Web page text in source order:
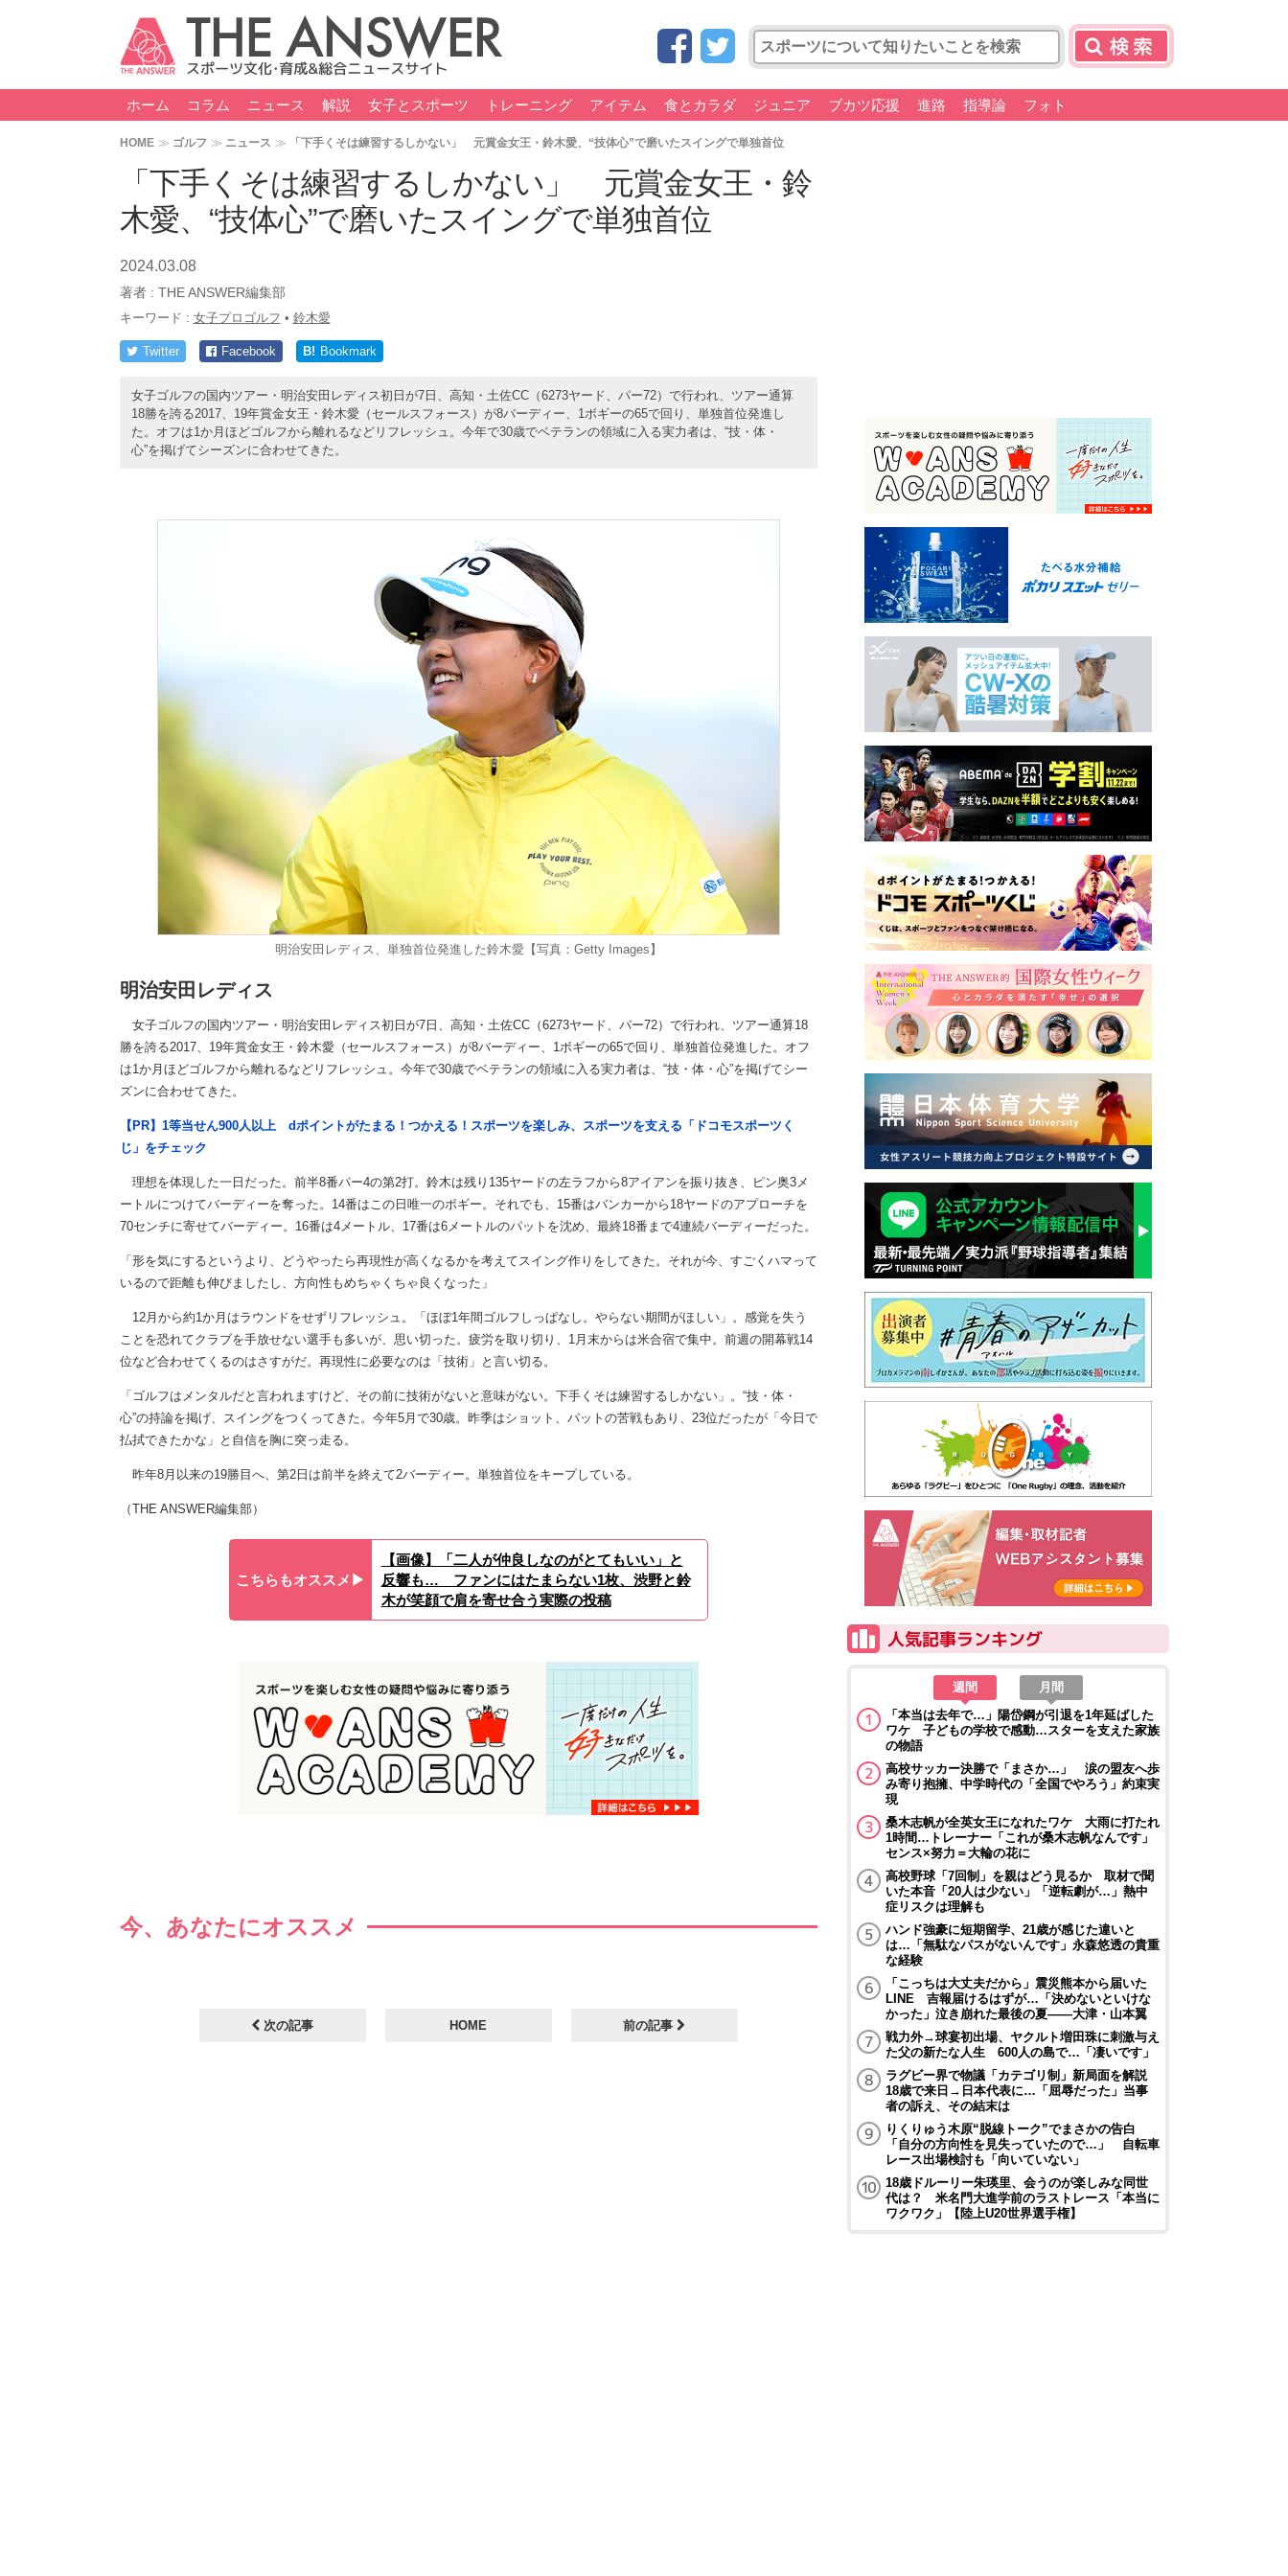
ホーム コラム ニュース 解説 女子とスポーツ トレーニング アイテム 食とカラダ ジュニア ブカツ応援 進路 指導論 フォト
HOME ゴルフ ニュース 「下手くそは練習するしかない」 元賞金女王・鈴木愛、“技体心”で磨いたスイングで単独首位
「下手くそは練習するしかない」 元賞金女王・鈴
木愛、“技体心”で磨いたスイングで単独首位
2024.03.08
著者 : THE ANSWER編集部
キーワード : 女子プロゴルフ • 鈴木愛
Twitter Facebook B! Bookmark
女子ゴルフの国内ツアー・明治安田レディス初日が7日、高知・土佐CC（6273ヤード、パー72）で行われ、ツアー通算
18勝を誇る2017、19年賞金女王・鈴木愛（セールスフォース）が8バーディー、1ボギーの65で回り、単独首位発進し
た。オフは1か月ほどゴルフから離れるなどリフレッシュ。今年で30歳でベテランの領域に入る実力者は、“技・体・
心”を掲げてシーズンに合わせてきた。
明治安田レディス、単独首位発進した鈴木愛【写真：Getty Images】
明治安田レディス
女子ゴルフの国内ツアー・明治安田レディス初日が7日、高知・土佐CC（6273ヤード、パー72）で行われ、ツアー通算18
勝を誇る2017、19年賞金女王・鈴木愛（セールスフォース）が8バーディー、1ボギーの65で回り、単独首位発進した。オフ
は1か月ほどゴルフから離れるなどリフレッシュ。今年で30歳でベテランの領域に入る実力者は、“技・体・心”を掲げてシー
ズンに合わせてきた。
【PR】1等当せん900人以上 dポイントがたまる！つかえる！スポーツを楽しみ、スポーツを支える「ドコモスポーツく
じ」をチェック
理想を体現した一日だった。前半8番パー4の第2打。鈴木は残り135ヤードの左ラフから8アイアンを振り抜き、ピン奥3メ
ートルにつけてバーディーを奪った。14番はこの日唯一のボギー。それでも、15番はバンカーから18ヤードのアプローチを
70センチに寄せてバーディー。16番は4メートル、17番は6メートルのパットを沈め、最終18番まで4連続バーディーだった。
「形を気にするというより、どうやったら再現性が高くなるかを考えてスイング作りをしてきた。それが今、すごくハマって
いるので距離も伸びましたし、方向性もめちゃくちゃ良くなった」
12月から約1か月はラウンドをせずリフレッシュ。「ほぼ1年間ゴルフしっぱなし。やらない期間がほしい」。感覚を失う
ことを恐れてクラブを手放せない選手も多いが、思い切った。疲労を取り切り、1月末からは米合宿で集中。前週の開幕戦14
位など合わせてくるのはさすがだ。再現性に必要なのは「技術」と言い切る。
「ゴルフはメンタルだと言われますけど、その前に技術がないと意味がない。下手くそは練習するしかない」。“技・体・
心”の持論を掲げ、スイングをつくってきた。今年5月で30歳。昨季はショット、パットの苦戦もあり、23位だったが「今日で
払拭できたかな」と自信を胸に突っ走る。
昨年8月以来の19勝目へ、第2日は前半を終えて2バーディー。単独首位をキープしている。
（THE ANSWER編集部）
こちらもオススメ▶︎
【画像】「二人が仲良しなのがとてもいい」と
反響も… ファンにはたまらない1枚、渋野と鈴
木が笑顔で肩を寄せ合う実際の投稿
今、あなたにオススメ
次の記事 HOME 前の記事
週間
月間
「本当は去年で…」陽岱鋼が引退を1年延ばした
ワケ 子どもの学校で感動…スターを支えた家族
の物語
高校サッカー決勝で「まさか…」 涙の盟友へ歩
み寄り抱擁、中学時代の「全国でやろう」約束実
現
桑木志帆が全英女王になれたワケ 大雨に打たれ
1時間…トレーナー「これが桑木志帆なんです」
センス×努力＝大輪の花に
高校野球「7回制」を親はどう見るか 取材で聞
いた本音「20人は少ない」「逆転劇が…」熱中
症リスクは理解も
ハンド強豪に短期留学、21歳が感じた違いと
は…「無駄なパスがないんです」永森悠透の貴重
な経験
「こっちは大丈夫だから」震災熊本から届いた
LINE 吉報届けるはずが…「決めないといけな
かった」泣き崩れた最後の夏――大津・山本翼
戦力外→球宴初出場、ヤクルト増田珠に刺激与え
た父の新たな人生 600人の島で…「凄いです」
ラグビー界で物議「カテゴリ制」新局面を解説
18歳で来日→日本代表に…「屈辱だった」当事
者の訴え、その結末は
りくりゅう木原“脱線トーク”でまさかの告白
「自分の方向性を見失っていたので…」 自転車
レース出場検討も「向いていない」
18歳ドルーリー朱瑛里、会うのが楽しみな同世
代は？ 米名門大進学前のラストレース「本当に
ワクワク」【陸上U20世界選手権】